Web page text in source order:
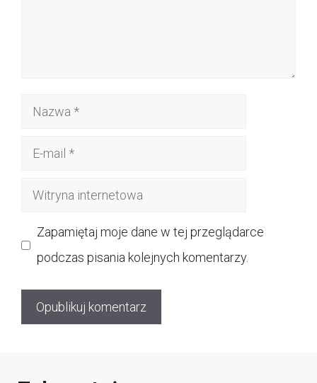
Nazwa
Witryna
Zapamiętaj moje dane w tej przeglądarce
podczas pisania kolejnych komentarzy.